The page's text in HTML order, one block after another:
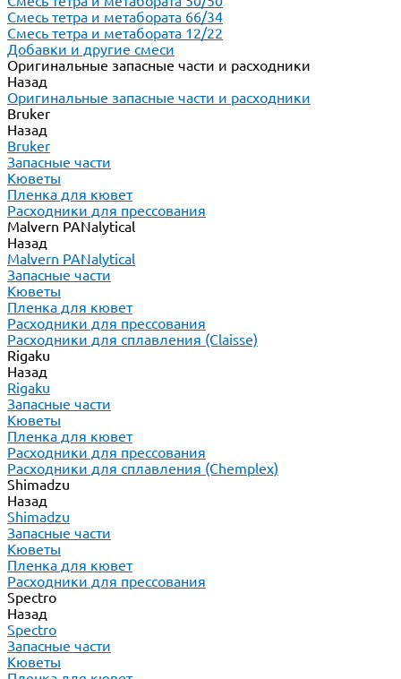
Смесь тетра и метабората 66/34
Смесь тетра и метабората 12/22
Добавки и другие смеси
Оригинальные запасные части и расходники
Назад
Оригинальные запасные части и расходники
Bruker
Назад
Bruker
Запасные части
Кюветы
Пленка для кювет
Расходники для прессования
Malvern PANalytical
Назад
Malvern PANalytical
Запасные части
Кюветы
Пленка для кювет
Расходники для прессования
Расходники для сплавления (Claisse)
Rigaku
Назад
Rigaku
Запасные части
Кюветы
Пленка для кювет
Расходники для прессования
Расходники для сплавления (Chemplex)
Shimadzu
Назад
Shimadzu
Запасные части
Кюветы
Пленка для кювет
Расходники для прессования
Spectro
Назад
Spectro
Запасные части
Кюветы